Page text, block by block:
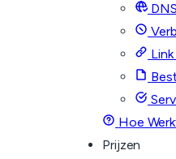
Hoe
Prijzen